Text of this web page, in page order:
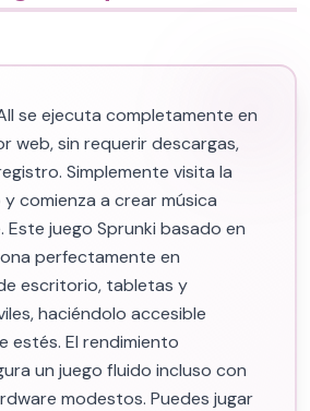
se ejecuta completamente en
web, sin requerir descargas,
Simplemente visita la
comienza a crear música
Este juego Sprunki basado en
perfectamente en
escritorio, tabletas y
haciéndolo accesible
estés. El rendimiento
un juego fluido incluso con
modestos. Puedes jugar